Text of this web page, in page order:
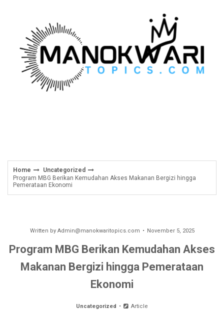
Home
Uncategorized
Program MBG Berikan Kemudahan Akses Makanan Bergizi hingga
Pemerataan Ekonomi
Written by Admin@manokwaritopics.com November 5, 2025
Program MBG Berikan Kemudahan Akses
Makanan Bergizi hingga Pemerataan
Ekonomi
Uncategorized Article